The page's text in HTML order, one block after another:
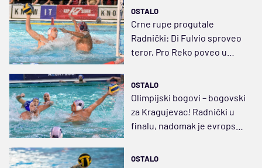
OSTALO
Crne rupe progutale
Radnički: Di Fulvio sproveo
teror, Pro Reko poveo u
OSTALO
Olimpijski bogovi – bogovski
za Kragujevac! Radnički u
finalu, nadomak je evropske
OSTALO